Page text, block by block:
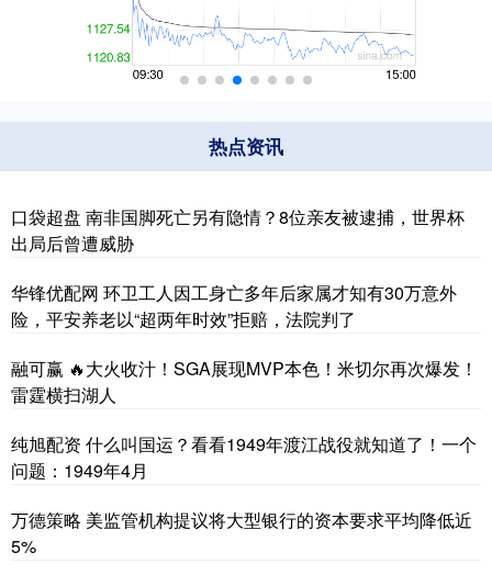
热点资讯
口袋超盘 南非国脚死亡另有隐情？8位亲友被逮捕，世界杯
出局后曾遭威胁
华锋优配网 环卫工人因工身亡多年后家属才知有30万意外
险，平安养老以“超两年时效”拒赔，法院判了
融可赢 🔥大火收汁！SGA展现MVP本色！米切尔再次爆发！
雷霆横扫湖人
纯旭配资 什么叫国运？看看1949年渡江战役就知道了！一个
问题：1949年4月
万德策略 美监管机构提议将大型银行的资本要求平均降低近
5%